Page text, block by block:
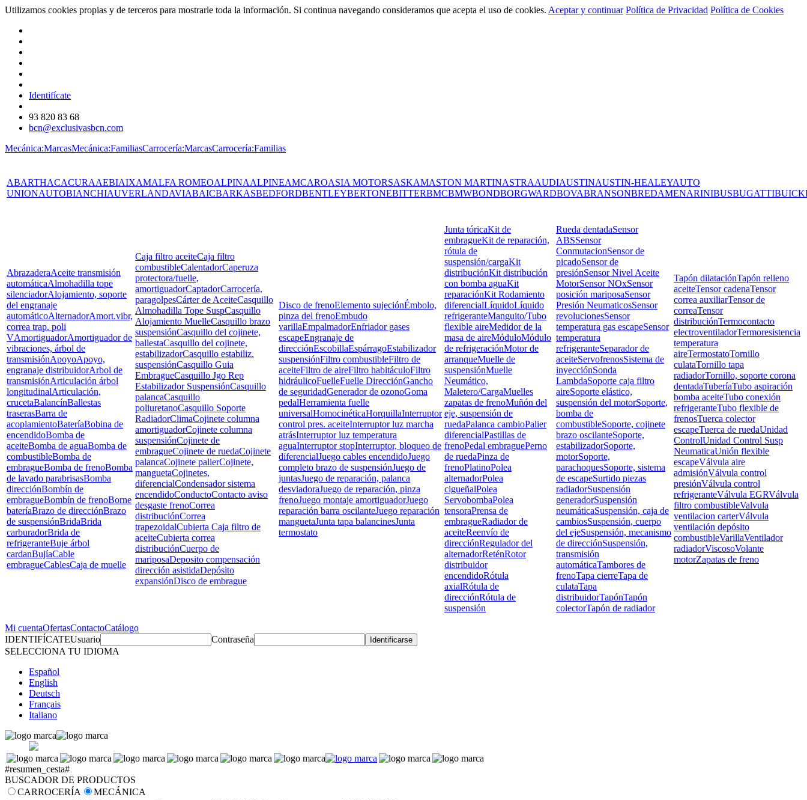
Utilizamos cookies propias y de terceros para mostrarle toda la información. Si continua navegando consideramos que acepta el uso de cookies. Aceptar y continuar Política de Privacidad Política de Cookies
Identifícate
93 820 83 68
bcn@exclusivasbcn.com
Mecánica:MarcasMecánica:FamiliasCarrocería:MarcasCarrocería:Familias
ABARTHACACURAAEBIAIXAMALFA ROMEOALPINAALPINEAMCAROASIA MOTORSASKAMASTON MARTINASTRAAUDIAUSTINAUSTIN-HEALEYAUTO
UNIONAUTOBIANCHIAUVERLANDAVIABAICBARKASBEDFORDBENTLEYBERTONEBITTERBMCBMWBONDBORGWARDBOVABRANSONBREDAMENARINIBUSBUGATTIBUICK
AbrazaderaAceite transmisión
automáticaAlmohadilla tope
silenciadorAlojamiento, soporte
del engranaje
automáticoAlternadorAmort.vibr,
correa trap. poli
VAmortiguadorAmortiguador de
vibraciones, árbol de
transmisiónApoyoApoyo,
engranaje distribuidorArbol de
transmisiónArticulación árbol
longitudinalArticulación,
crucetaBalancínBallestas
traserasBarra de
acoplamientoBateríaBobina de
encendidoBomba de
aceiteBomba de aguaBomba de
combustibleBomba de
embragueBomba de frenoBomba
de lavado parabrisasBomba
direcciónBombín de
embragueBombín de frenoBorne
bateríaBrazo de direcciónBrazo
de suspensiónBridaBrida
carburadorBrida de
refrigeranteBuje árbol
cardanBujíaCable
embragueCablesCaja de muelle
Caja filtro aceiteCaja filtro
combustibleCalentadorCaperuza
protectora/fuelle,
amortiguadorCaptadorCarrocería,
paragolpesCárter de AceiteCasquillo
Almohadilla Tope SuspCasquillo
Alojamiento MuelleCasquillo brazo
suspensiónCasquillo del cojinete,
ballestaCasquillo del cojinete,
estabilizadorCasquillo estabiliz.
suspensiónCasquillo Guia
EmbragueCasquillo Jgo Rep
Estabilizador SuspensiónCasquillo
palancaCasquillo
poliuretanoCasquillo Soporte
RadiadorClimaCojinete columna
amortiguadorCojinete columna
suspensiónCojinete de
embragueCojinete de ruedaCojinete
palancaCojinete palierCojinete,
manguetaCojinetes,
diferencialCondensador sistema
encendidoConductoContacto aviso
desgaste frenoCorrea
distribuciónCorrea
trapezoidalCubierta Caja filtro de
aceiteCubierta correa
distribuciónCuerpo de
mariposaDeposito compensación
dirección asistidaDepósito
expansiónDisco de embrague
Disco de frenoElemento sujeciónÉmbolo,
pinza del frenoEmbudo
varillaEmpalmadorEnfriador gases
escapeEngranaje de
direcciónEscobillaEspárragoEstabilizador
suspensiónFiltro combustibleFiltro de
aceiteFiltro de aireFiltro habitáculoFiltro
hidráulicoFuelleFuelle DirecciónGancho
de seguridadGenerador de ozonoGoma
pedalHerramienta fuelle
universalHomocinéticaHorquillaInterruptor
control pres. aceiteInterruptor luz marcha
atrásInterruptor luz temperatura
aguaInterruptor stopInterruptor, bloqueo de
diferencialJuego cables encendidoJuego
completo brazo de suspensiónJuego de
juntasJuego de reparación, palanca
desviadoraJuego de reparación, pinza
frenoJuego montaje amortiguadorJuego
reparación barra oscilanteJuego reparación
manguetaJunta tapa balancinesJunta
termostato
Junta tóricaKit de
embragueKit de reparación,
rótula de
suspensión/cargaKit
distribuciónKit distribución
con bomba aguaKit
reparaciónKit Rodamiento
diferencialLíquidoLíquido
refrigeranteManguito/Tubo
flexible aireMedidor de la
masa de aireMóduloMódulo
de refrigeraciónMotor de
arranqueMuelle de
suspensiónMuelle
Neumático,
Maletero/CargaMuelles
zapatas de frenoMuñón del
eje, suspensión de
ruedaPalanca cambioPalier
diferencialPastillas de
frenoPedal embraguePerno
de ruedaPinza de
frenoPlatinoPolea
alternadorPolea
cigueñalPolea
ServobombaPolea
tensoraPrensa de
embragueRadiador de
aceiteReenvío de
direcciónRegulador del
alternadorReténRotor
distribuidor
encendidoRótula
axialRótula de
direcciónRótula de
suspensión
Rueda dentadaSensor
ABSSensor
ConmutacionSensor de
picadoSensor de
presiónSensor Nivel Aceite
MotorSensor NOxSensor
posición mariposaSensor
Presión NeumaticosSensor
revolucionesSensor
temperatura gas escapeSensor
temperatura
refrigeranteSeparador de
aceiteServofrenosSistema de
inyecciónSonda
LambdaSoporte caja filtro
aireSoporte elástico,
suspensión del motorSoporte,
bomba de
combustibleSoporte, cojinete
brazo oscilanteSoporte,
estabilizadorSoporte,
motorSoporte,
parachoquesSoporte, sistema
de escapeSurtido piezas
radiadorSuspensión
generadorSuspensión
neumáticaSuspensión, caja de
cambiosSuspensión, cuerpo
del ejeSuspensión, mecanismo
de direcciónSuspensión,
transmisión
automáticaTambores de
frenoTapa cierreTapa de
culataTapa
distribuidorTapónTapón
colectorTapón de radiador
Tapón dilataciónTapón relleno
aceiteTensor cadenaTensor
correa auxiliarTensor de
correaTensor
distribuciónTermocontacto
electroventiladorTermoresistencia
temperatura
aireTermostatoTornillo
culataTornillo tapa
radiadorTornillo, soporte corona
dentadaTuberíaTubo aspiración
bomba aceiteTubo conexión
refrigeranteTubo flexible de
frenosTuerca colector
escapeTuerca de ruedaUnidad
ControlUnidad Control Susp
NeumaticaUnión flexible
escapeVálvula aire
admisiónVálvula control
presiónVálvula control
refrigeranteVálvula EGRVálvula
filtro combustibleValvula
ventilacion carterVálvula
ventilación depósito
combustibleVarillaVentilador
radiadorViscosoVolante
motorZapatas de freno
Mi cuentaOfertasContactoCatálogo
IDENTIFÍCATEUsuario
Contraseña
SELECCIONA TU IDIOMA
Español
English
Deutsch
Français
Italiano
#resumen_cesta#
BUSCADOR DE PRODUCTOS
CARROCERÍA
MECÁNICA